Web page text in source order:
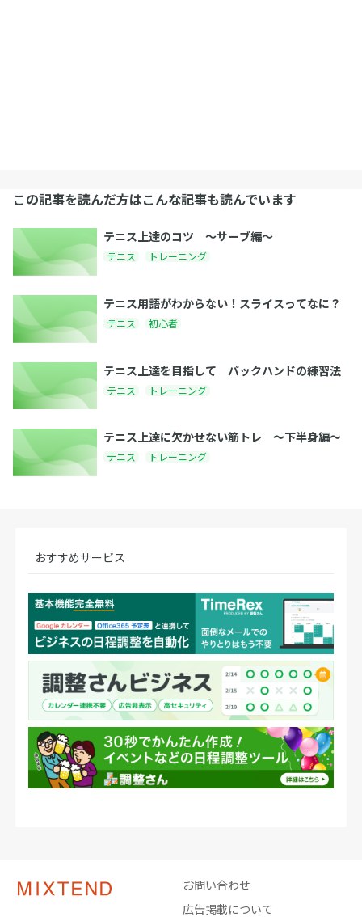
この記事を読んだ方はこんな記事も読んでいます
テニス上達のコツ 〜サーブ編〜
テニス トレーニング
テニス用語がわからない！スライスってなに？
テニス 初心者
テニス上達を目指して バックハンドの練習法
テニス トレーニング
テニス上達に欠かせない筋トレ 〜下半身編〜
テニス トレーニング
おすすめサービス
お問い合わせ
広告掲載について